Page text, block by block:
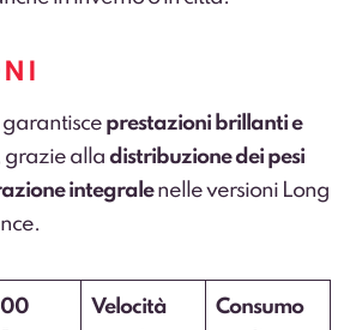
garantisce prestazioni brillanti e
grazie alla distribuzione dei pesi
integralenelle versioni Long
Velocità
Consumo